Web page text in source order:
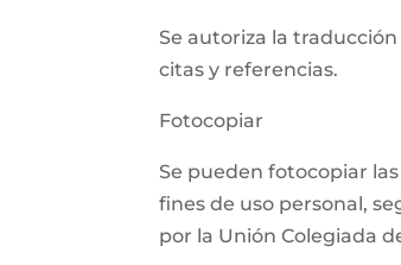
Se autoriza la
citas y referencias.
Fotocopiar
Se pueden fotocopiar
fines de uso personal,
por la Unión Colegiada